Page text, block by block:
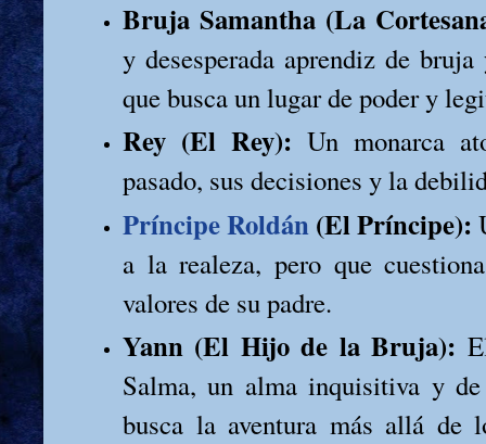
Bruja Samantha (La
y desesperada aprendiz de
que busca un lugar de poder y
Rey (El Rey): Un monarca
pasado, sus decisiones y la
Príncipe Roldán(El Príncipe):
a la realeza, pero que
valores de su padre.
Yann (El Hijo de la Bruja):
Salma, un alma inquisitiva y
busca la aventura más allá de